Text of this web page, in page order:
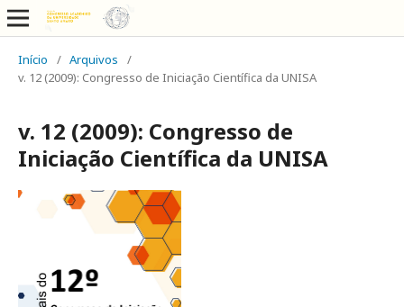
Início / Arquivos
/
v. 12 (2009): Congresso de Iniciação Científica da UNISA
v. 12 (2009): Congresso de
Iniciação Científica da UNISA